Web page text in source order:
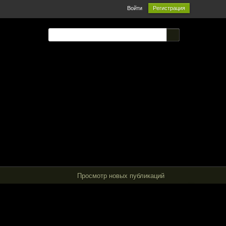
Войти Регистрация
Просмотр новых публикаций